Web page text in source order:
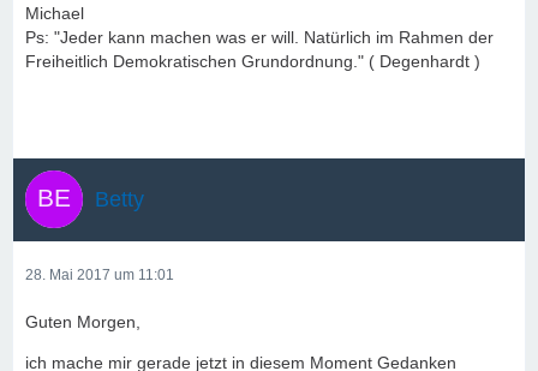
Michael
Ps: "Jeder kann machen was er will. Natürlich im Rahmen der
Freiheitlich Demokratischen Grundordnung." ( Degenhardt )
Betty
28. Mai 2017 um 11:01
Guten Morgen,
ich mache mir gerade jetzt in diesem Moment Gedanken